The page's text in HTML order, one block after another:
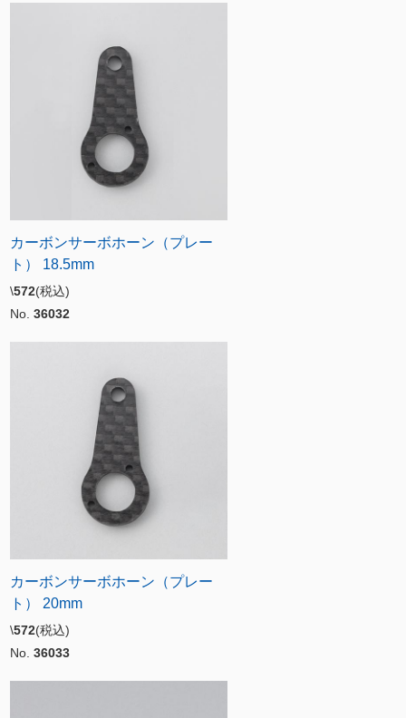
カーボンサーボホーン（プレー
ト） 18.5mm
\572(税込)
No. 36032
カーボンサーボホーン（プレー
ト） 20mm
\572(税込)
No. 36033